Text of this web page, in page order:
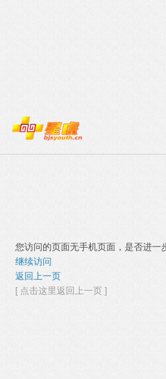
您访问的页面无手机页面，是否进一
继续访问
返回上一页
[ 点击这里返回上一页 ]